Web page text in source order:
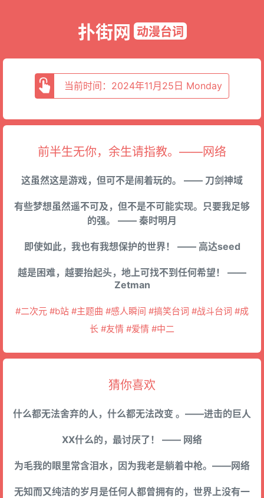
扑街网 动漫台词
当前时间：2024年11月25日 Monday
前半生无你，余生请指教。——网络
这虽然这是游戏，但可不是闹着玩的。 —— 刀剑神域
有些梦想虽然遥不可及，但不是不可能实现。只要我足够
的强。 —— 秦时明月
即使如此，我也有我想保护的世界！ —— 高达seed
越是困难，越要抬起头，地上可找不到任何希望！ ——
Zetman
#二次元 #b站 #主题曲 #感人瞬间 #搞笑台词 #战斗台词 #成
长 #友情 #爱情 #中二
猜你喜欢
什么都无法舍弃的人，什么都无法改变 。——进击的巨人
XX什么的，最讨厌了！ —— 网络
为毛我的眼里常含泪水，因为我老是躺着中枪。——网络
无知而又纯洁的岁月是任何人都曾拥有的，世界上没有一